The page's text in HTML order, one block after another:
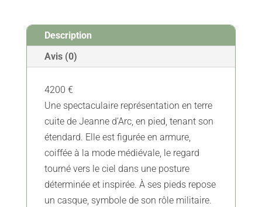
Description
Avis (0)
4200 €
Une spectaculaire représentation en terre
cuite de Jeanne d’Arc, en pied, tenant son
étendard. Elle est figurée en armure,
coiffée à la mode médiévale, le regard
tourné vers le ciel dans une posture
déterminée et inspirée. À ses pieds repose
un casque, symbole de son rôle militaire.